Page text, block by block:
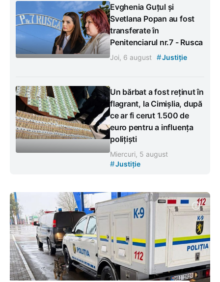
Evghenia Guțul și
Svetlana Popan au fost
transferate în
Penitenciarul nr.7 - Rusca
Joi, 6 august #Justiție
Un bărbat a fost reținut în
flagrant, la Cimișlia, după
ce ar fi cerut 1.500 de
euro pentru a influența
polițiști
Miercuri, 5 august
#Justiție